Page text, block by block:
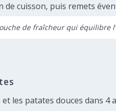
de cuisson, puis remets
de fraîcheur qui équilibre
les patates douces dans